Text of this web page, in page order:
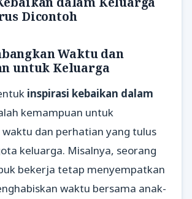
Dicontoh
Waktu dan
untuk Keluarga
inspirasi kebaikan dalam
kemampuan untuk
dan perhatian yang tulus
keluarga. Misalnya, seorang
bekerja tetap menyempatkan
waktu bersama anak-